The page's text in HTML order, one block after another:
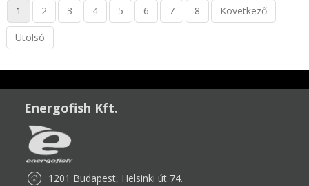
1 2 3 4 5 6 7 8 Következő
Utolsó
Energofish Kft.
1201 Budapest, Helsinki út 74.